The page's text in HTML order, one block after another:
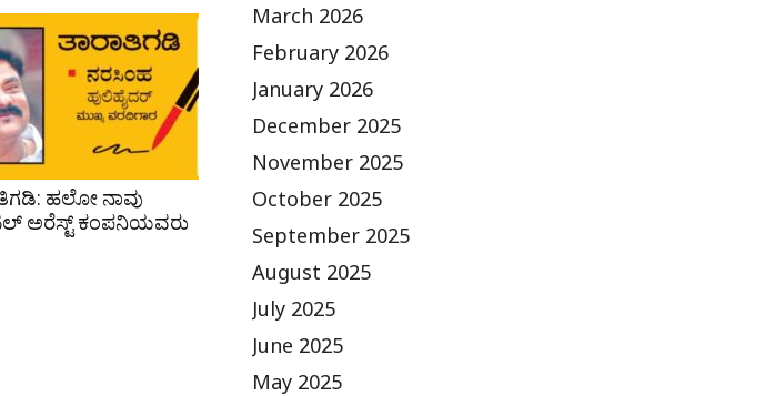
ಹಲೋ ನಾವು
ಅರೆಸ್ಟ್ ಕಂಪನಿಯವರು
March 2026
February 2026
January 2026
December 2025
November 2025
October 2025
September 2025
August 2025
July 2025
June 2025
May 2025